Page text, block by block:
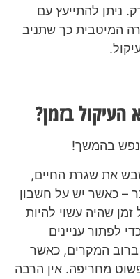
ניתן להתייעץ עם
המיטבית כך שתניב
בזמן?
נפש בהמשך!
את שגרת החיים,
– כאשר יש על חשבון
שהיה עשוי להיות
לפתור עניינים
ברוב המקרים, כאשר
מחריפה. אין הרבה